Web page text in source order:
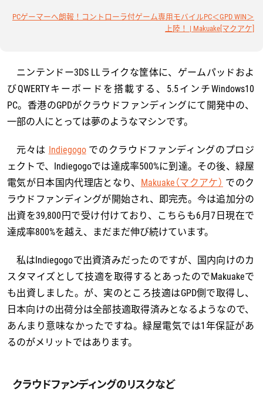
PCゲーマーへ朗報！コントローラ付ゲーム専用モバイルPC＜GPD WIN＞
上陸！ | Makuake[マクアケ]
ニンテンドー3DS LLライクな筐体に、ゲームパッドおよ
びQWERTYキーボードを搭載する、5.5インチWindows10
PC。香港のGPDがクラウドファンディングにて開発中の、
一部の人にとっては夢のようなマシンです。
元々は Indiegogoでのクラウドファンディングのプロジ
ェクトで、Indiegogoでは達成率500%に到達。その後、緑屋
電気が日本国内代理店となり、 Makuake（マクアケ） でのク
ラウドファンディングが開始され、即完売。今は追加分の
出資を39,800円で受け付けており、こちらも6月7日現在で
達成率800%を越え、まだまだ伸び続けています。
私はIndiegogoで出資済みだったのですが、国内向けのカ
スタマイズとして技適を取得するとあったのでMakuakeで
も出資しました。が、実のところ技適はGPD側で取得し、
日本向けの出荷分は全部技適取得済みとなるようなので、
あんまり意味なかったですね。緑屋電気では1年保証があ
るのがメリットではあります。
クラウドファンディングのリスクなど